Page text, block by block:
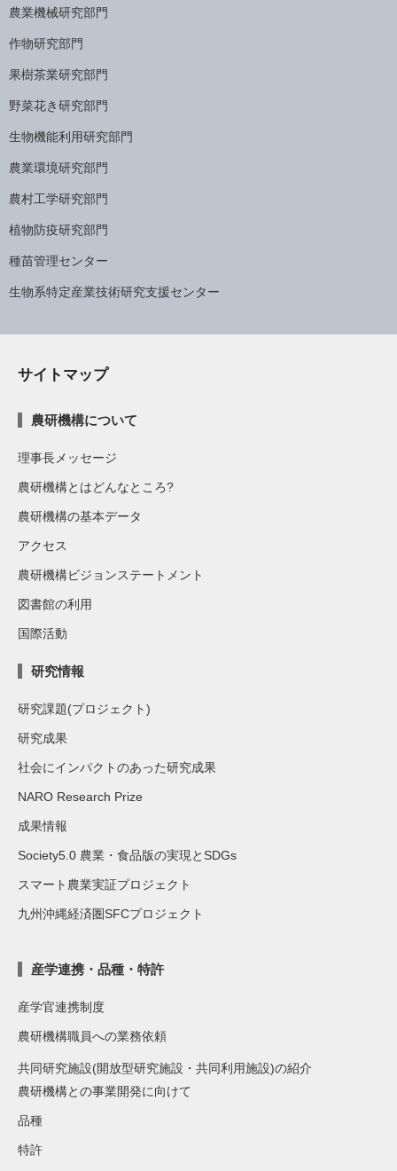
農業機械研究部門
作物研究部門
果樹茶業研究部門
野菜花き研究部門
生物機能利用研究部門
農業環境研究部門
農村工学研究部門
植物防疫研究部門
種苗管理センター
生物系特定産業技術研究支援センター
サイトマップ
農研機構について
理事長メッセージ
農研機構とはどんなところ?
農研機構の基本データ
アクセス
農研機構ビジョンステートメント
図書館の利用
国際活動
研究情報
研究課題(プロジェクト)
研究成果
社会にインパクトのあった研究成果
NARO Research Prize
成果情報
Society5.0 農業・食品版の実現とSDGs
スマート農業実証プロジェクト
九州沖縄経済圏SFCプロジェクト
産学連携・品種・特許
産学官連携制度
農研機構職員への業務依頼
共同研究施設(開放型研究施設・共同利用施設)の紹介
農研機構との事業開発に向けて
品種
特許